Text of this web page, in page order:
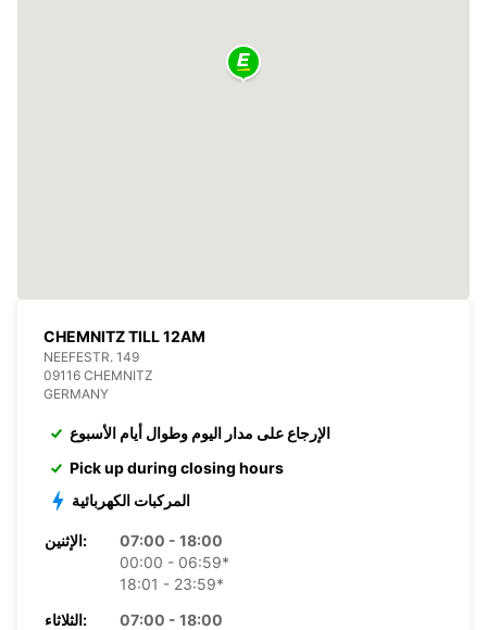
CHEMNITZ TILL 12AM
NEEFESTR. 149
09116 CHEMNITZ
GERMANY
الإرجاع على مدار اليوم وطوال أيام الأسبوع
Pick up during closing hours
المركبات الكهربائية
الإثنين:
07:00 - 18:00
00:00 - 06:59*
18:01 - 23:59*
الثلاثاء:
07:00 - 18:00